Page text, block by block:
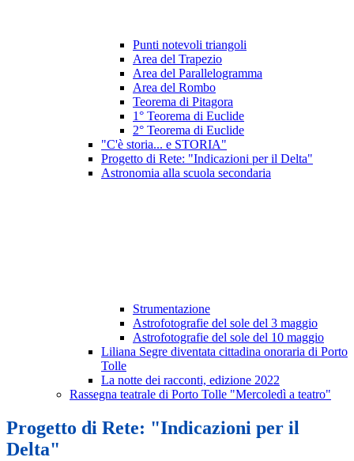
Punti notevoli triangoli
Area del Trapezio
Area del Parallelogramma
Area del Rombo
Teorema di Pitagora
1° Teorema di Euclide
2° Teorema di Euclide
"C'è storia... e STORIA"
Progetto di Rete: "Indicazioni per il Delta"
Astronomia alla scuola secondaria
Strumentazione
Astrofotografie del sole del 3 maggio
Astrofotografie del sole del 10 maggio
Liliana Segre diventata cittadina onoraria di Porto
Tolle
La notte dei racconti, edizione 2022
Rassegna teatrale di Porto Tolle "Mercoledì a teatro"
Progetto di Rete: "Indicazioni per il
Delta"